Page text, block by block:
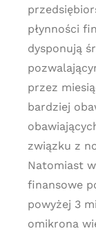
płynności
dysponują
przez
bardziej
związku z
Natomiast
finansowe
powyżej 3
omikrona